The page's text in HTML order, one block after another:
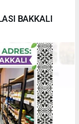
BAKKALI